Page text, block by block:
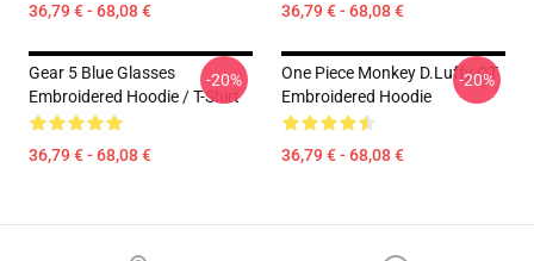
36,79 € - 68,08 € 36,79 € - 68,08 €
Gear 5 Blue Glasses
Embroidered Hoodie / T-Shirt
36,79 € - 68,08 €
-20%
One Piece Monkey D.Luffy OT
Embroidered Hoodie
36,79 € - 68,08 €
-20%